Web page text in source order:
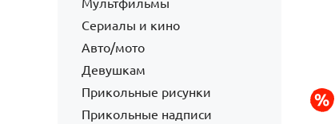
Мультфильмы
Сериалы и кино
Авто/мото
Девушкам
Прикольные рисунки
Прикольные надписи